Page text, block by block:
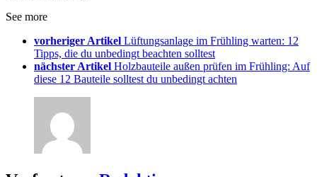
See more
vorheriger Artikel Lüftungsanlage im Frühling warten: 12
Tipps, die du unbedingt beachten solltest
nächster Artikel Holzbauteile außen prüfen im Frühling: Auf
diese 12 Bauteile solltest du unbedingt achten